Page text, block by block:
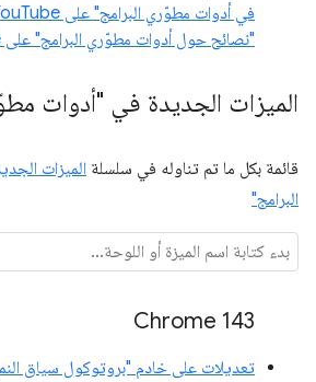
في أدوات مطوّري البرامج" على YouTube
"نصائح حول أدوات مطوّري البرامج" على YouTube
الميزات الجديدة في "أدوات
قائمة بكل ما تم تناوله في سلسلة الميزات
البرامج"
Chrome 143
تعديلات على خادم "بروتوكول سياق